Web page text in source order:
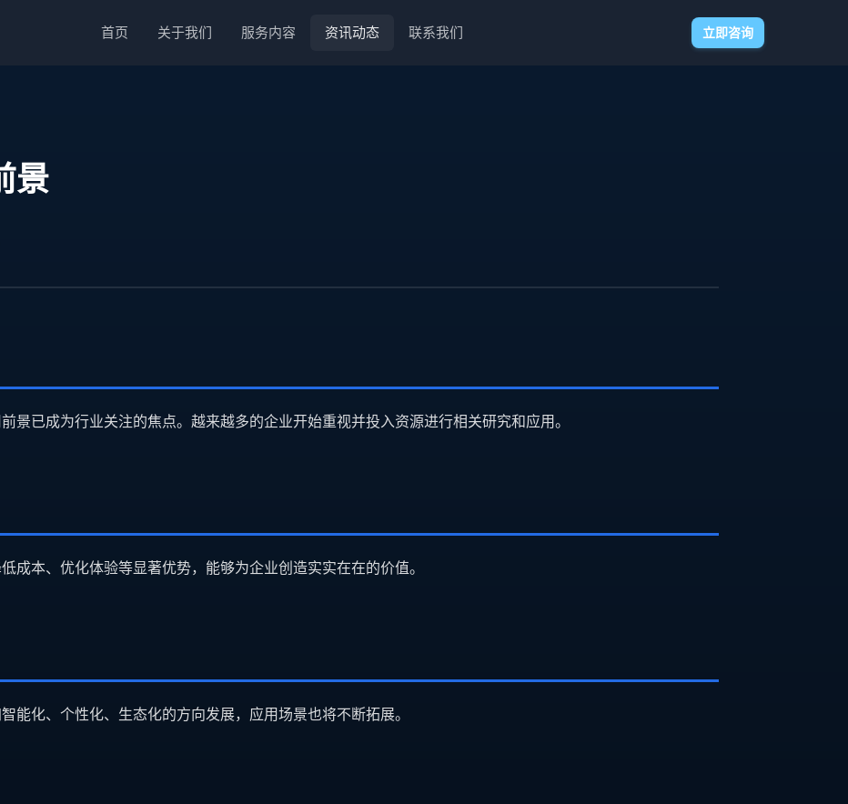
首页 关于我们 服务内容 资讯动态 联系我们 立即咨询
景
景已成为行业关注的焦点。越来越多的企业开始重视并投入资源进行相关研究和应用。
成本、优化体验等显著优势，能够为企业创造实实在在的价值。
能化、个性化、生态化的方向发展，应用场景也将不断拓展。